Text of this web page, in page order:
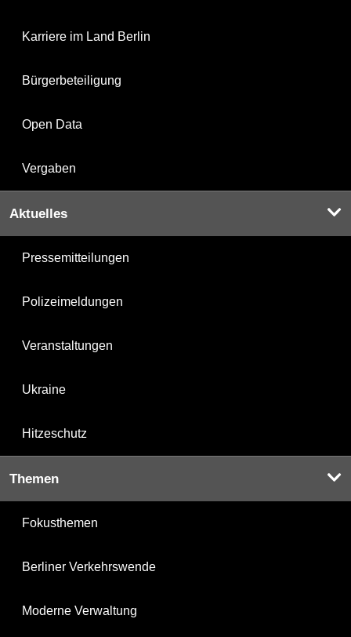
Karriere im Land Berlin
Bürgerbeteiligung
Open Data
Vergaben
Aktuelles
Pressemitteilungen
Polizeimeldungen
Veranstaltungen
Ukraine
Hitzeschutz
Themen
Fokusthemen
Berliner Verkehrswende
Moderne Verwaltung